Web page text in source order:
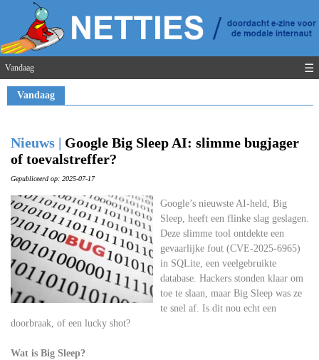
Vandaag ☰
Vandaag
Nieuws | Google Big Sleep AI: slimme bugjager
of toevalstreffer?
Gepubliceerd op: 2025-07-17
Google’s nieuwste AI-held, Big
Sleep, heeft een flinke slag geslagen.
Deze slimme tool ontdekte een
gevaarlijke fout (CVE-2025-6965)
in SQLite, een veelgebruikte
database. Hackers stonden klaar om
toe te slaan, maar Big Sleep was ze
te snel af. Is dit nou echt een
doorbraak, of een lucky shot?
Wat is Big Sleep?